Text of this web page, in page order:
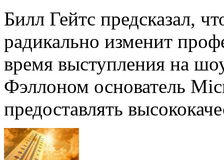
Билл Гейтс предсказал,
радикально изменит
время выступления на
Фэллоном основатель
предоставлять